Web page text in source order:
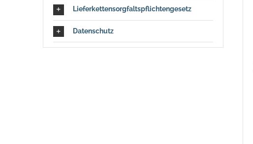
Lieferkettensorgfaltspflichtengesetz
Datenschutz